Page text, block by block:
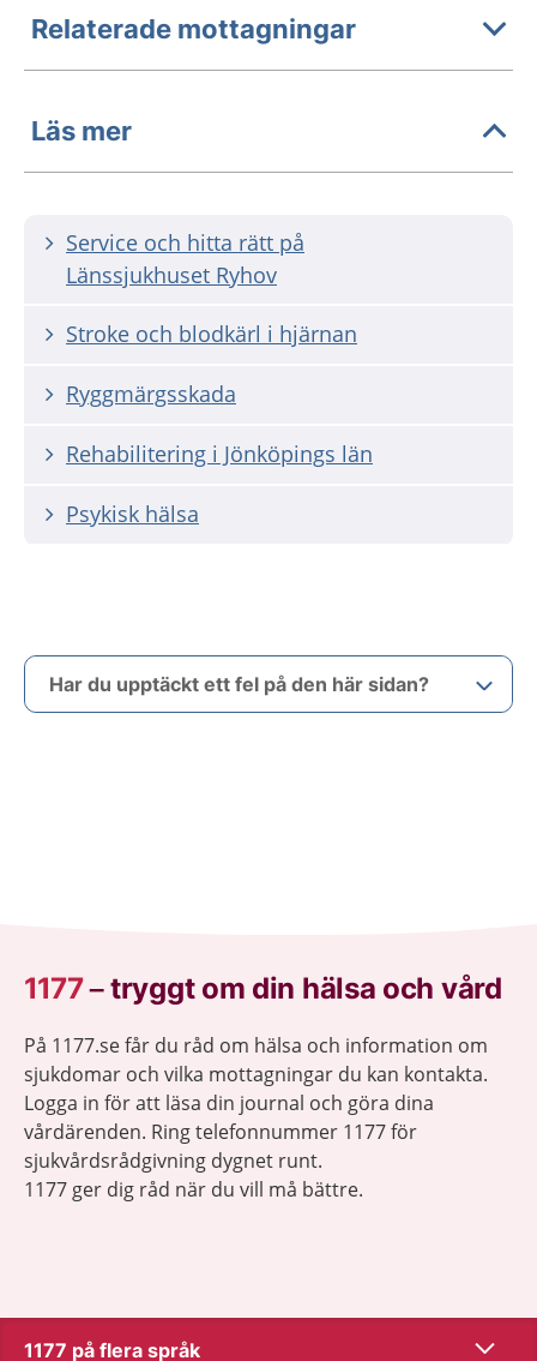
Relaterade mottagningar
Läs mer
Service och hitta rätt på
Länssjukhuset Ryhov
Stroke och blodkärl i hjärnan
Ryggmärgsskada
Rehabilitering i Jönköpings län
Psykisk hälsa
Har du upptäckt ett fel på den här sidan?
1177–tryggt om din hälsa och vård
På 1177.se får du råd om hälsa och information om
sjukdomar och vilka mottagningar du kan kontakta.
Logga in för att läsa din journal och göra dina
vårdärenden. Ring telefonnummer 1177 för
sjukvårdsrådgivning dygnet runt.
1177 ger dig råd när du vill må bättre.
1177 på flera språk Visa